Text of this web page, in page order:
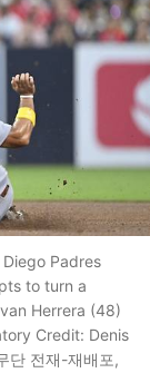
Padres
to turn a
Herrera (48)
Credit: Denis
단 전재-재배포,